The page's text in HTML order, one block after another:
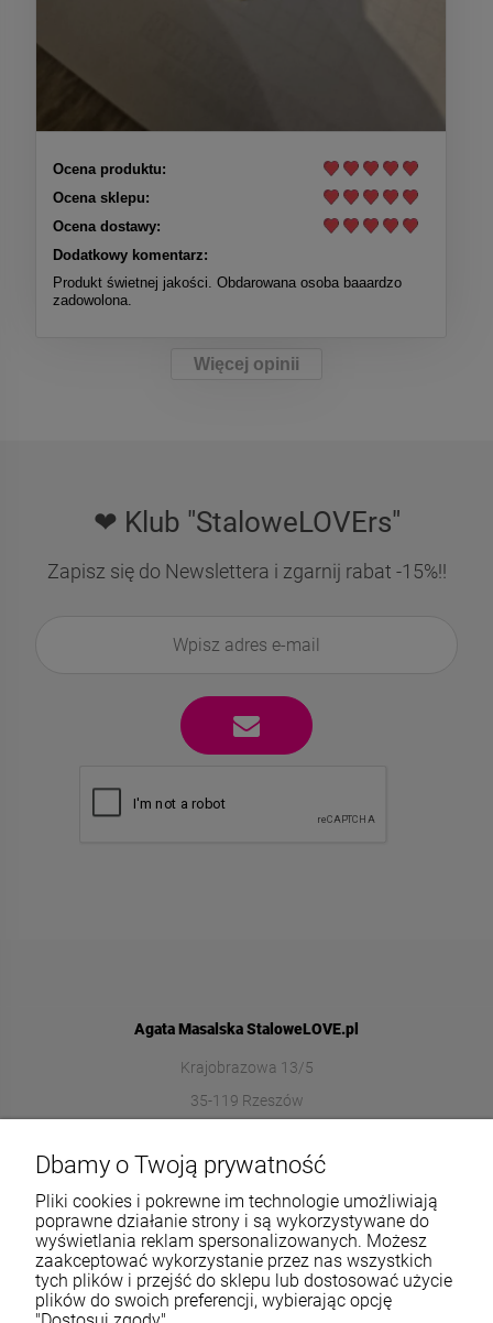
Ocena produktu:
Ocena sklepu:
Ocena dostawy:
Dodatkowy komentarz:
Produkt świetnej jakości. Obdarowana osoba baaardzo
zadowolona.
Więcej opinii
❤ Klub "StaloweLOVErs"
Zapisz się do Newslettera i zgarnij rabat -15%!!
Agata Masalska StaloweLOVE.pl
Krajobrazowa 13/5
35-119 Rzeszów
572989669
Informacje
O nas
Dbamy o Twoją prywatność
Pliki cookies i pokrewne im technologie umożliwiają
poprawne działanie strony i są wykorzystywane do
wyświetlania reklam spersonalizowanych. Możesz
zaakceptować wykorzystanie przez nas wszystkich
tych plików i przejść do sklepu lub dostosować użycie
plików do swoich preferencji, wybierając opcję